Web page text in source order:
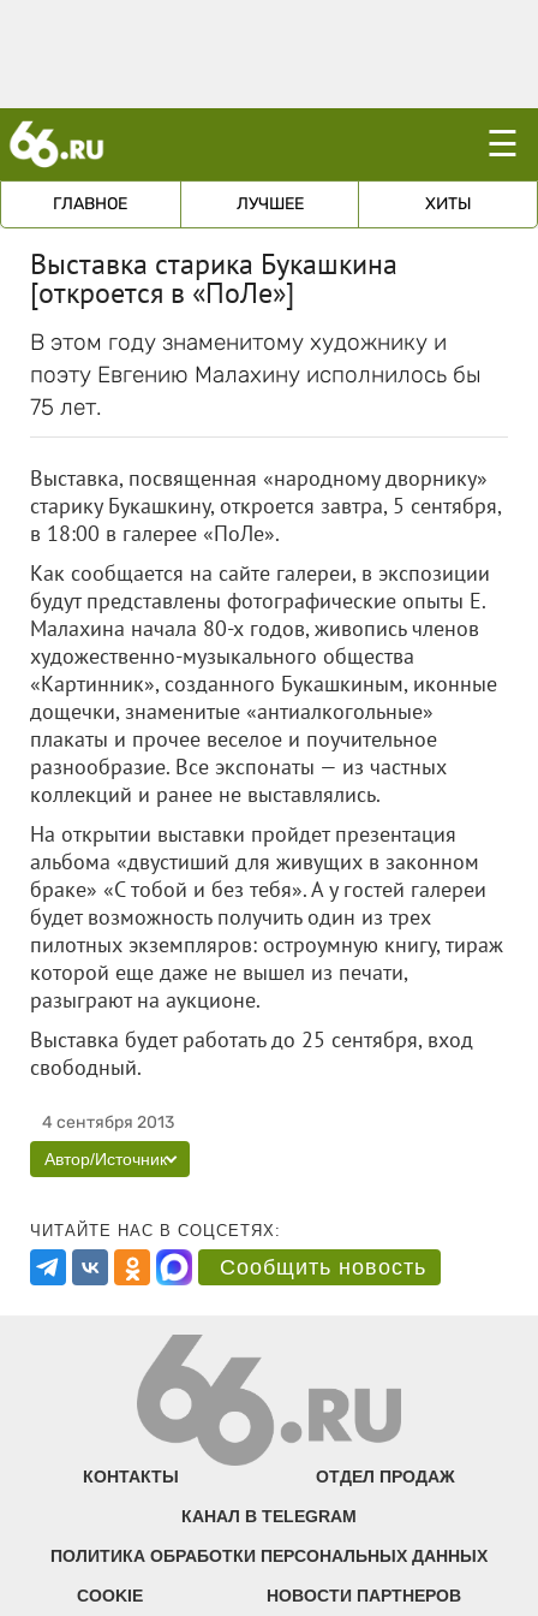
☰
ГЛАВНОЕ ЛУЧШЕЕ ХИТЫ
Выставка старика Букашкина
[откроется в «ПоЛе»]
В этом году знаменитому художнику и
поэту Евгению Малахину исполнилось бы
75 лет.
Выставка, посвященная «народному дворнику»
старику Букашкину, откроется завтра, 5 сентября,
в 18:00 в галерее «ПоЛе».
Как сообщается на сайте галереи, в экспозиции
будут представлены фотографические опыты Е.
Малахина начала 80-х годов, живопись членов
художественно-музыкального общества
«Картинник», созданного Букашкиным, иконные
дощечки, знаменитые «антиалкогольные»
плакаты и прочее веселое и поучительное
разнообразие. Все экспонаты — из частных
коллекций и ранее не выставлялись.
На открытии выставки пройдет презентация
альбома «двустиший для живущих в законном
браке» «С тобой и без тебя». А у гостей галереи
будет возможность получить один из трех
пилотных экземпляров: остроумную книгу, тираж
которой еще даже не вышел из печати,
разыграют на аукционе.
Выставка будет работать до 25 сентября, вход
свободный.
4 сентября 2013
Автор/Источник
ЧИТАЙТЕ НАС В СОЦСЕТЯХ:
Сообщить новость
КОНТАКТЫ ОТДЕЛ ПРОДАЖ
КАНАЛ В TELEGRAM
ПОЛИТИКА ОБРАБОТКИ ПЕРСОНАЛЬНЫХ ДАННЫХ
COOKIE НОВОСТИ ПАРТНЕРОВ